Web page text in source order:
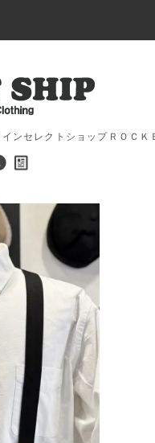
ンセレクトショップＲＯＣ